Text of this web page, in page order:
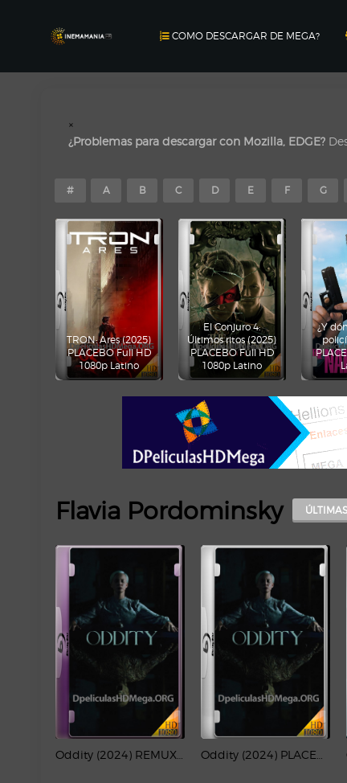
COMO DESCARGAR DE MEGA?
×
¿Problemas para descargar con Mozilla, EDGE?
# A B C D E F G
TRON: Ares (2025)
PLACEBO Full HD
1080p Latino
El Conjuro 4:
Últimos ritos (2025)
PLACEBO Full HD
1080p Latino
¿Y
Flavia Pordominsky ÚLTIMAS
Oddity (2024) REMUX 1080p Latino Oddity (2024) PLACEBO Full HD 1080p Latino